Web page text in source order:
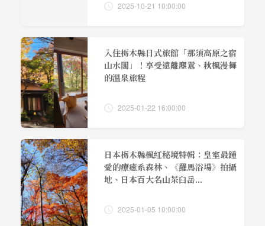
2025-10-21 10:00:00
入住栃木縣日式旅館「那須高原之宿
山水閣」！享受遠離塵囂、秋楓漫舞
的溫泉旅程
2025-01-22 16:00:00
日本栃木縣楓紅秘境特輯：皇室最鍾
愛的療癒系森林、《羅馬浴場》拍攝
地、日本百大名山茶臼岳...
2025-01-05 10:00:00